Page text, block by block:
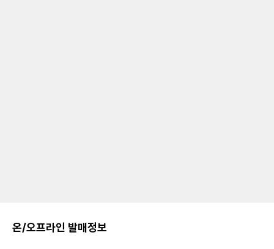
온/오프라인 발매정보